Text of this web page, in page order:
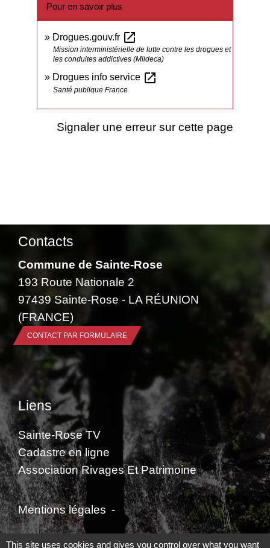
Pour en savoir plus
Drogues.gouv.fr open_in_new
Mission interministérielle de lutte contre les drogues et
les conduites addictives (Mildeca)
Drogues info service open_in_new
Santé publique France
Signaler une erreur sur cette page
Contacts
Commune de Sainte-Rose
193 Route Nationale 2
97439 Sainte-Rose - LA RÉUNION
(FRANCE)
CONTACT PAR FORMULAIRE
Liens
Sainte-Rose TV
Cadastre en ligne
Association Rivages Et Patrimoine
Mentions légales -
Politique de confidentialité - Accessibilité -
This site uses cookies and gives you control over what you want